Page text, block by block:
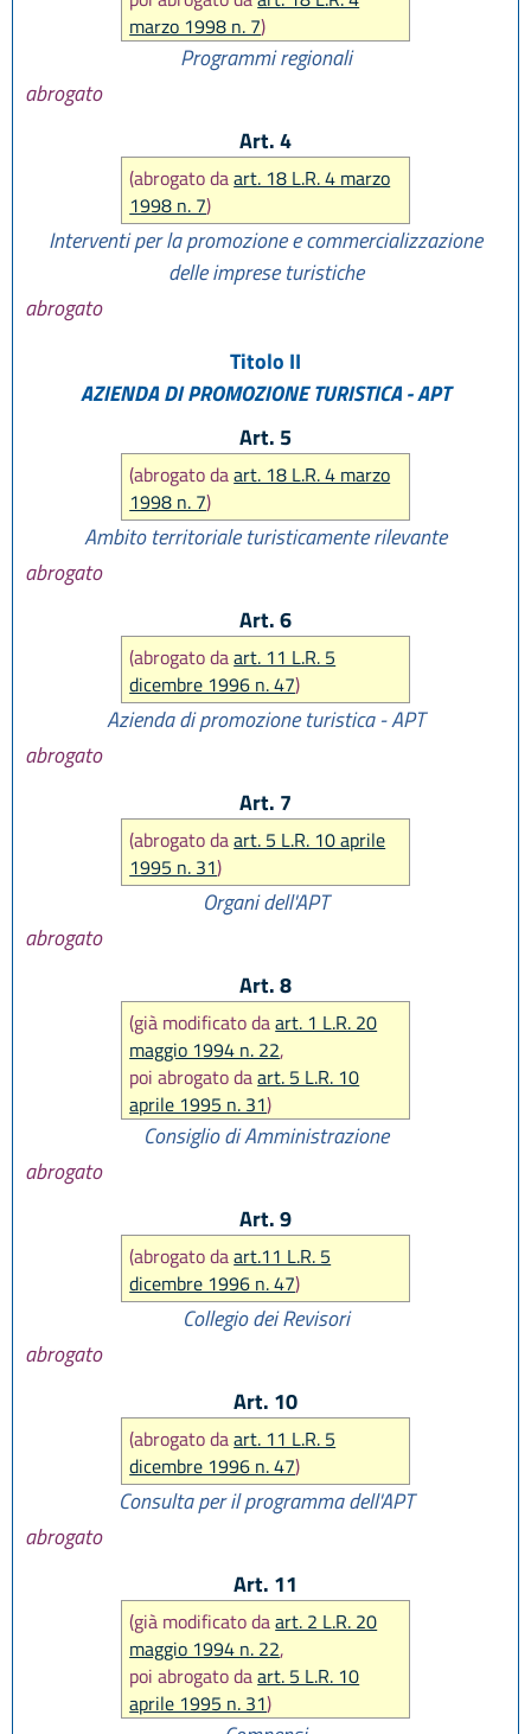
marzo 1998 n. 7)
Programmi regionali
abrogato
Art. 4
(abrogato daart. 18 L.R. 4 marzo
1998 n. 7)
Interventi per la promozione e commercializzazione
delle imprese turistiche
abrogato
Titolo II
AZIENDA DI PROMOZIONE TURISTICA - APT
Art. 5
(abrogato daart. 18 L.R. 4 marzo
1998 n. 7)
Ambito territoriale turisticamente rilevante
abrogato
Art. 6
(abrogato daart. 11 L.R. 5
dicembre 1996 n. 47)
Azienda di promozione turistica - APT
abrogato
Art. 7
(abrogato daart. 5 L.R. 10 aprile
1995 n. 31)
Organi dell'APT
abrogato
Art. 8
(già modificato daart. 1 L.R. 20
maggio 1994 n. 22,
poi abrogato daart. 5 L.R. 10
aprile 1995 n. 31)
Consiglio di Amministrazione
abrogato
Art. 9
(abrogato daart.11 L.R. 5
dicembre 1996 n. 47)
Collegio dei Revisori
abrogato
Art. 10
(abrogato daart. 11 L.R. 5
dicembre 1996 n. 47)
Consulta per il programma dell'APT
abrogato
Art. 11
(già modificato daart. 2 L.R. 20
maggio 1994 n. 22,
poi abrogato daart. 5 L.R. 10
aprile 1995 n. 31)